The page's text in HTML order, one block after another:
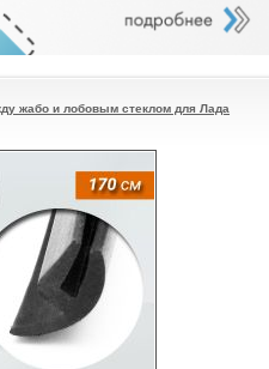
жабо и лобовым стеклом для Лада